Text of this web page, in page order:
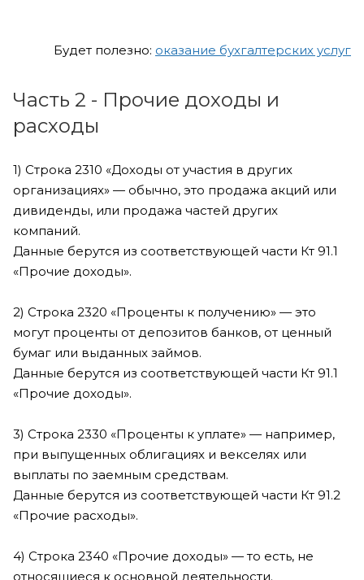
Будет полезно: оказание бухгалтерских услуг
Часть 2 - Прочие доходы и
расходы
1) Строка 2310 «Доходы от участия в других
организациях» — обычно, это продажа акций или
дивиденды, или продажа частей других
компаний.
Данные берутся из соответствующей части Кт 91.1
«Прочие доходы».
2) Строка 2320 «Проценты к получению» — это
могут проценты от депозитов банков, от ценный
бумаг или выданных займов.
Данные берутся из соответствующей части Кт 91.1
«Прочие доходы».
3) Строка 2330 «Проценты к уплате» — например,
при выпущенных облигациях и векселях или
выплаты по заемным средствам.
Данные берутся из соответствующей части Кт 91.2
«Прочие расходы».
4) Строка 2340 «Прочие доходы» — то есть, не
относящиеся к основной деятельности.